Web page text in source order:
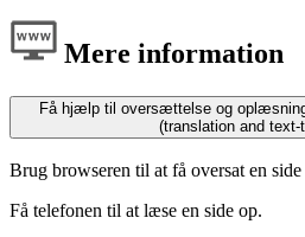
Mere information
Få hjælp til oversættelse og
(translation and text-
Brug browseren til at få oversat en
Få telefonen til at læse en side op.